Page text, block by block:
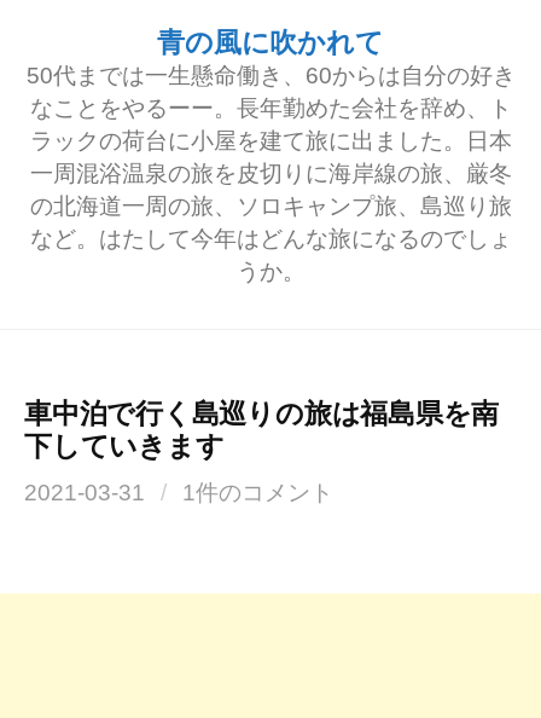
青の風に吹かれて
50代までは一生懸命働き、60からは自分の好き
なことをやるーー。長年勤めた会社を辞め、ト
ラックの荷台に小屋を建て旅に出ました。日本
一周混浴温泉の旅を皮切りに海岸線の旅、厳冬
の北海道一周の旅、ソロキャンプ旅、島巡り旅
など。はたして今年はどんな旅になるのでしょ
うか。
車中泊で行く島巡りの旅は福島県を南
下していきます
2021-03-31 / 1件のコメント